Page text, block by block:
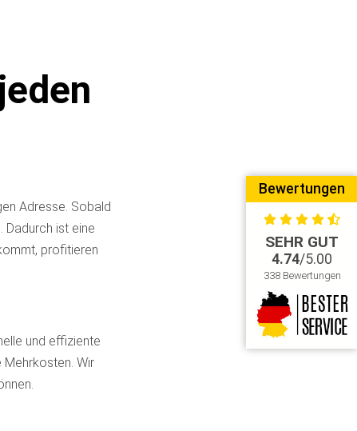
Adresse. Sobald
Dadurch ist eine
profitieren
und effiziente
Wir
Bewertungen
SEHR GUT
4.74/5.00
338 Bewertungen